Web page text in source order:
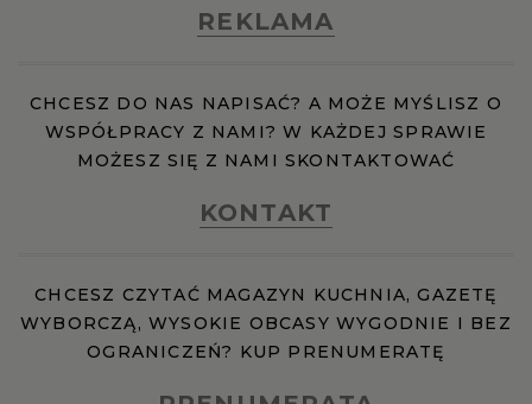
REKLAMA
CHCESZ DO NAS NAPISAĆ? A MOŻE MYŚLISZ O
WSPÓŁPRACY Z NAMI? W KAŻDEJ SPRAWIE
MOŻESZ SIĘ Z NAMI SKONTAKTOWAĆ
KONTAKT
CHCESZ CZYTAĆ MAGAZYN KUCHNIA, GAZETĘ
WYBORCZĄ, WYSOKIE OBCASY WYGODNIE I BEZ
OGRANICZEŃ? KUP PRENUMERATĘ